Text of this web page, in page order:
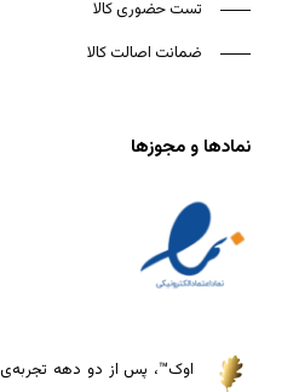
تست حضوری کالا
ضمانت اصالت کالا
نمادها و مجوزها
اوک™، پس از دو دهه تجربه‌ی